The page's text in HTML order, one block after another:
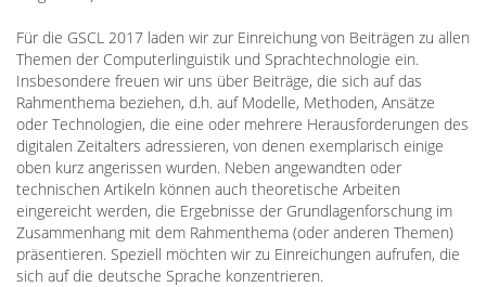
Für die GSCL 2017 laden wir zur Einreichung von Beiträgen zu allen
Themen der Computerlinguistik und Sprachtechnologie ein.
Insbesondere freuen wir uns über Beiträge, die sich auf das
Rahmenthema beziehen, d.h. auf Modelle, Methoden, Ansätze
oder Technologien, die eine oder mehrere Herausforderungen des
digitalen Zeitalters adressieren, von denen exemplarisch einige
oben kurz angerissen wurden. Neben angewandten oder
technischen Artikeln können auch theoretische Arbeiten
eingereicht werden, die Ergebnisse der Grundlagenforschung im
Zusammenhang mit dem Rahmenthema (oder anderen Themen)
präsentieren. Speziell möchten wir zu Einreichungen aufrufen, die
sich auf die deutsche Sprache konzentrieren.